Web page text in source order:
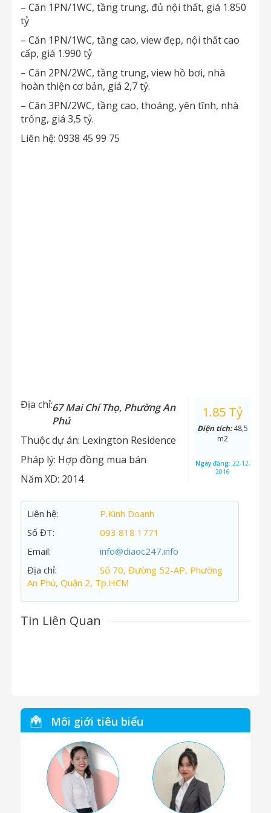
– Căn 1PN/1WC, tầng trung, đủ nội thất, giá 1.850
tỷ
– Căn 1PN/1WC, tầng cao, view đẹp, nội thất cao
cấp, giá 1.990 tỷ
– Căn 2PN/2WC, tầng trung, view hồ bơi, nhà
hoàn thiện cơ bản, giá 2,7 tỷ.
– Căn 3PN/2WC, tầng cao, thoáng, yên tĩnh, nhà
trống, giá 3,5 tỷ.
Liên hệ: 0938 45 99 75
Địa chỉ:67 Mai Chí Thọ, Phường An
Phú
Thuộc dự án: Lexington Residence
Pháp lý: Hợp đồng mua bán
Năm XD: 2014
1.85 Tỷ
Diện tích:48,5
m2
Ngày đăng: 22-12-
2016
Liên hệ:
P.Kinh Doanh
Số ĐT:
093 818 1771
Email:
info@diaoc247.info
Địa chỉ:
Số 70, Đường 52-AP, Phường
An Phú, Quận 2, Tp.HCM
Tin Liên Quan
Môi giới tiêu biểu